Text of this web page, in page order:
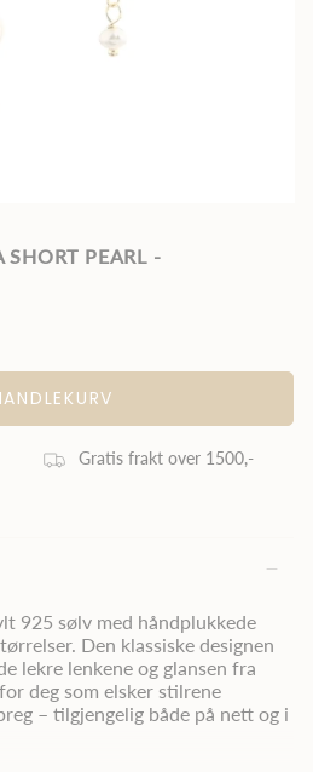
PEARL -
Gratis frakt over 1500,-
925 sølv med håndplukkede
Den klassiske designen
lekre lenkene og glansen fra
deg som elsker stilrene
– tilgjengelig både på nett og i